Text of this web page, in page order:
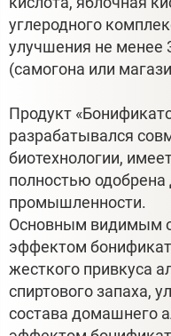
углеродного
улучшения не менее
(самогона или
Продукт
разрабатывался
биотехнологии,
полностью
промышленности.
Основным видимым
эффектом
жесткого привкуса
спиртового запаха,
состава домашнего